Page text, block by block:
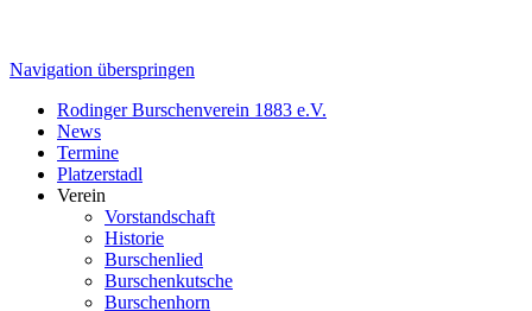
Navigation überspringen
Rodinger Burschenverein 1883 e.V.
News
Termine
Platzerstadl
Verein
Vorstandschaft
Historie
Burschenlied
Burschenkutsche
Burschenhorn